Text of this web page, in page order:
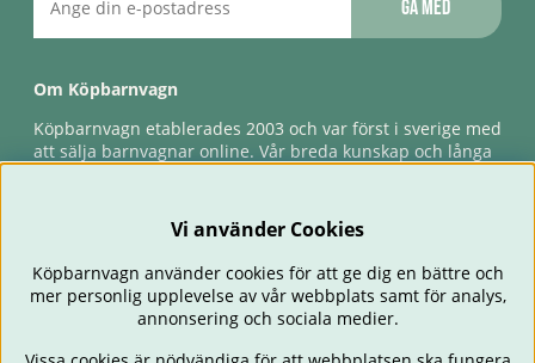
Gå med
Om Köpbarnvagn
Köpbarnvagn etablerades 2003 och var först i sverige med
att sälja barnvagnar online. Vår breda kunskap och långa
förlossningsgaranti & förlängd ångerrätt.
Vi använder Cookies
Köpbarnvagn använder cookies för att ge dig en bättre och
mer personlig upplevelse av vår webbplats samt för analys,
annonsering och sociala medier.